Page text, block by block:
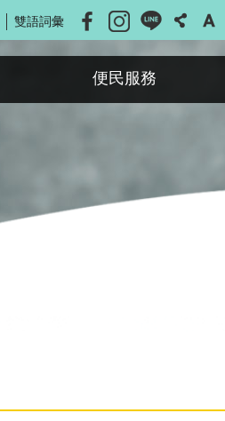
雙語詞彙
便民服務